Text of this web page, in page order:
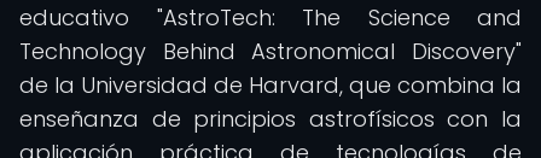
educativo "AstroTech: The Science and
Technology Behind Astronomical Discovery"
de la Universidad de Harvard, que combina la
enseñanza de principios astrofísicos con la